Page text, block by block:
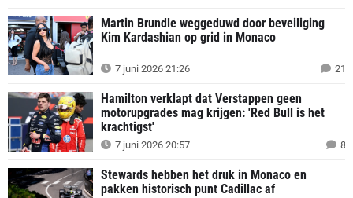
Martin Brundle weggeduwd door beveiliging
Kim Kardashian op grid in Monaco
7 juni 2026 21:26 21
Hamilton verklapt dat Verstappen geen
motorupgrades mag krijgen: 'Red Bull is het
krachtigst'
7 juni 2026 20:57 8
Stewards hebben het druk in Monaco en
pakken historisch punt Cadillac af